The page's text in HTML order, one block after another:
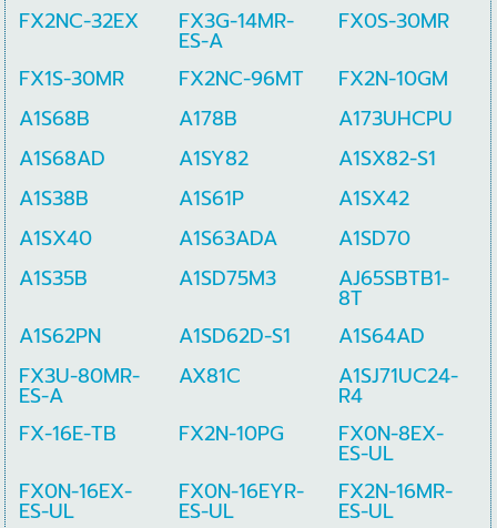
FX2NC-32EX
FX3G-14MR-
ES-A
FX0S-30MR
FX1S-30MR
FX2NC-96MT
FX2N-10GM
A1S68B
A178B
A173UHCPU
A1S68AD
A1SY82
A1SX82-S1
A1S38B
A1S61P
A1SX42
A1SX40
A1S63ADA
A1SD70
A1S35B
A1SD75M3 AJ65SBTB1-
8T
A1S62PN
A1SD62D-S1
A1S64AD
FX3U-80MR-
ES-A
AX81C A1SJ71UC24-
R4
FX-16E-TB
FX2N-10PG FX0N-8EX-
ES-UL
FX0N-16EX-
ES-UL
FX0N-16EYR-
ES-UL
FX2N-16MR-
ES-UL